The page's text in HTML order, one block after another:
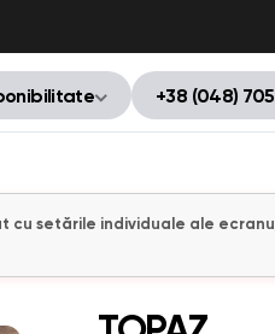
+38 (048)
setările individuale ale